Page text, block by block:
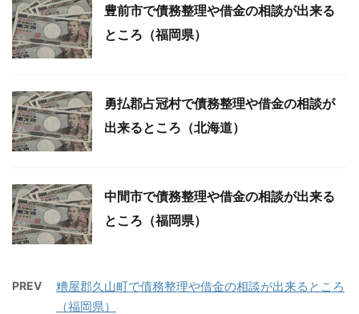
豊前市で債務整理や借金の相談が出来る
ところ（福岡県）
勇払郡占冠村で債務整理や借金の相談が
出来るところ（北海道）
中間市で債務整理や借金の相談が出来る
ところ（福岡県）
PREV
糟屋郡久山町で債務整理や借金の相談が出来るところ
（福岡県）